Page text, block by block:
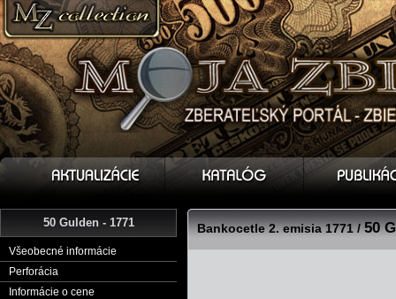
50 Gulden - 1771
Všeobecné informácie
Perforácia
Informácie o cene
Bankocetle 2. emisia 1771 /50